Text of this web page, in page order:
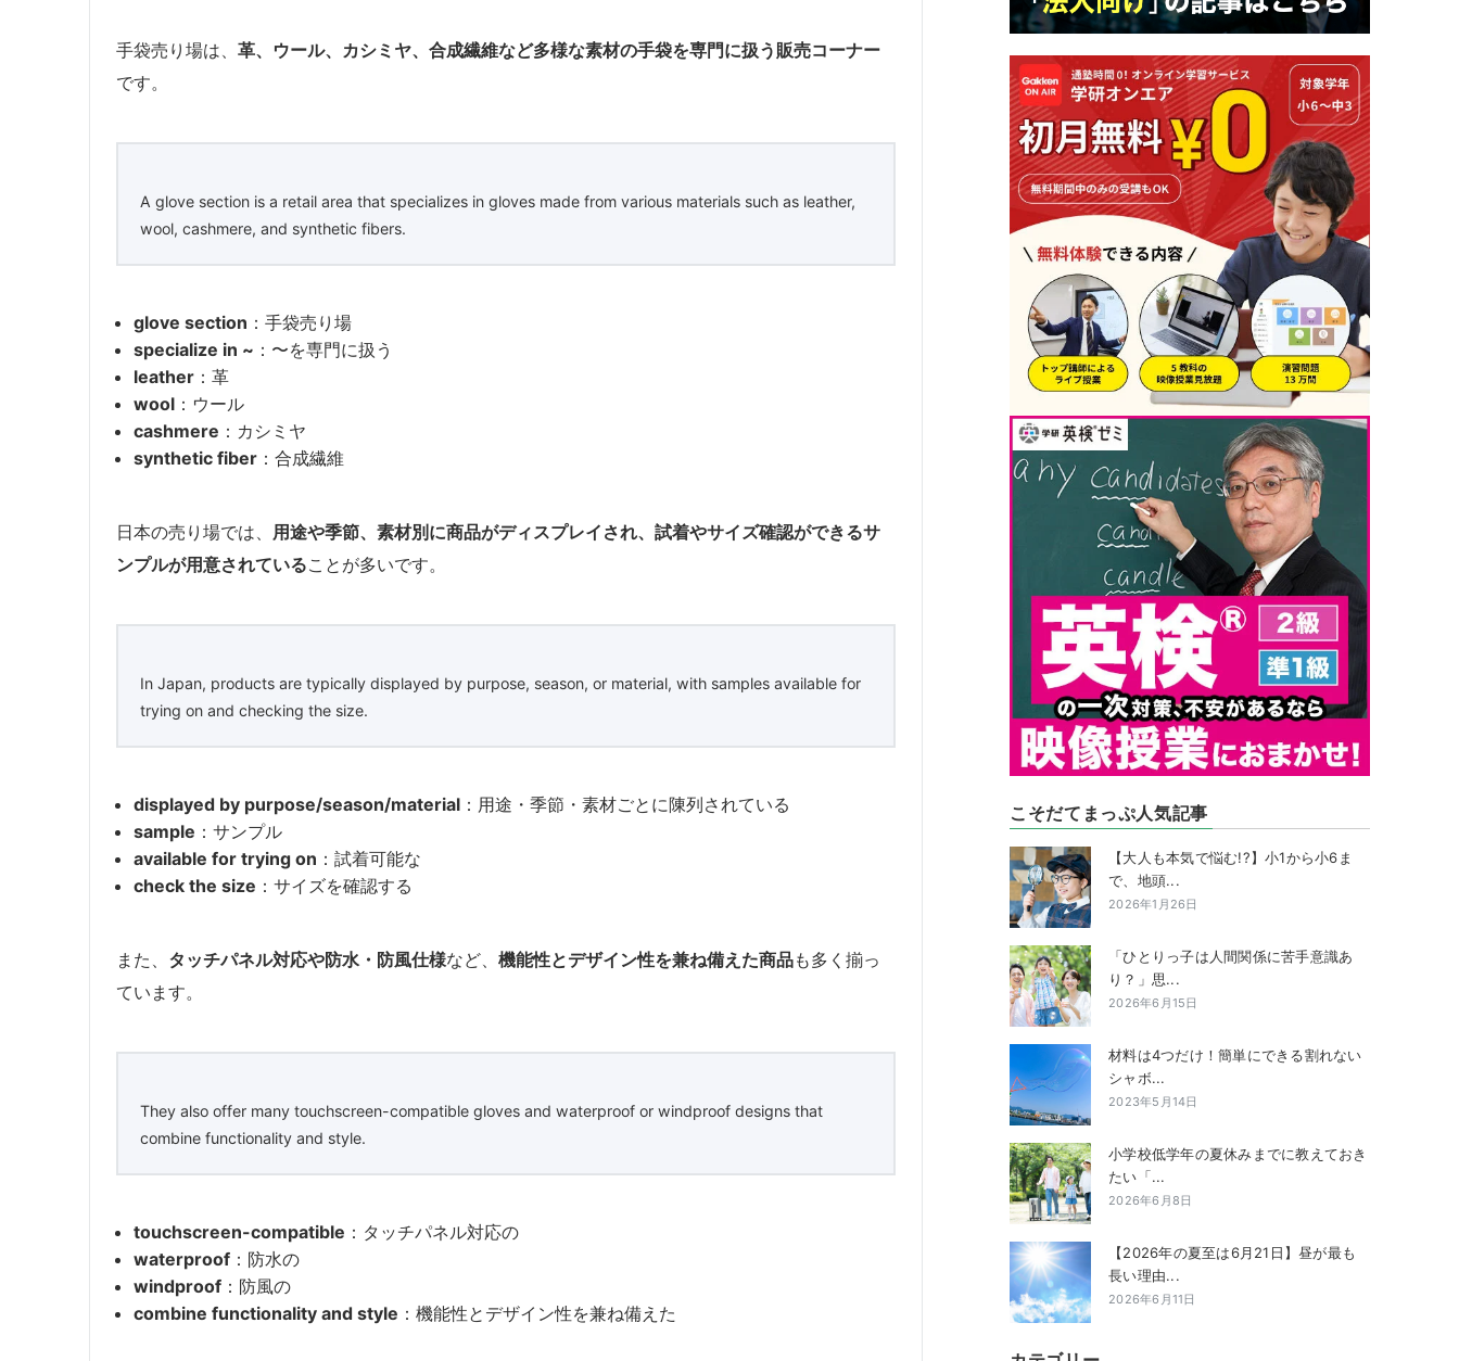
手袋売り場は、 革、ウール、カシミヤ、合成繊維など多様な素材の手袋を専門に扱う販売コーナー
です。
A glove section is a retail area that specializes in gloves made from various materials such as leather,
wool, cashmere, and synthetic fibers.
glove section ：手袋売り場
specialize in ~ ：〜を専門に扱う
leather ：革
wool ：ウール
cashmere ：カシミヤ
synthetic fiber ：合成繊維
日本の売り場では、 用途や季節、素材別に商品がディスプレイされ、試着やサイズ確認ができるサ
ンプルが用意されていることが多いです。
In Japan, products are typically displayed by purpose, season, or material, with samples available for
trying on and checking the size.
displayed by purpose/season/material ：用途・季節・素材ごとに陳列されている
sample ：サンプル
available for trying on ：試着可能な
check the size ：サイズを確認する
また、 タッチパネル対応や防水・防風仕様など、 機能性とデザイン性を兼ね備えた商品も多く揃っ
ています。
They also offer many touchscreen-compatible gloves and waterproof or windproof designs that
combine functionality and style.
touchscreen-compatible ：タッチパネル対応の
waterproof ：防水の
windproof ：防風の
combine functionality and style ：機能性とデザイン性を兼ね備えた
こそだてまっぷ人気記事
【大人も本気で悩む!?】小1から小6ま
で、地頭...
2026年1月26日
「ひとりっ子は人間関係に苦手意識あ
り？」思...
2026年6月15日
材料は4つだけ！簡単にできる割れない
シャボ...
2023年5月14日
小学校低学年の夏休みまでに教えておき
たい「...
2026年6月8日
【2026年の夏至は6月21日】昼が最も
長い理由...
2026年6月11日